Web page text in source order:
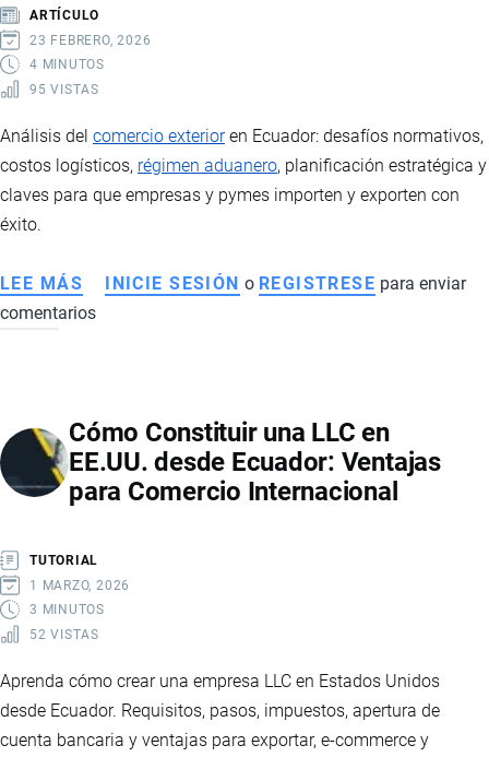
POR
QUÉ
ES
PARA
EMPRESAS
ARTÍCULO
23 FEBRERO, 2026
4 MINUTOS
95 VISTAS
Análisis del comercio exterioren Ecuador: desafíos normativos,
costos logísticos, régimen aduanero, planificación estratégica y
claves para que empresas y pymes importen y exporten con
éxito.
LEE MÁS SOBRE
COMERCIO
DESAFÍOS,
COSTOS
Y
IMPORTAR
Y
EXPORTAR
INICIE SESIÓN o REGISTRESE para enviar
comentarios
Cómo Constituir una LLC en
EE.UU. desde Ecuador: Ventajas
para Comercio Internacional
TUTORIAL
1 MARZO, 2026
3 MINUTOS
52 VISTAS
Aprenda cómo crear una empresa LLC en Estados Unidos
desde Ecuador. Requisitos, pasos, impuestos, apertura de
cuenta bancaria y ventajas para exportar, e-commerce y